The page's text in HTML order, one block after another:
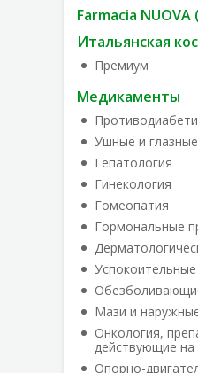
Farmacia
Итальянская
Премиум
Медикаменты
Ушные и
Гепатология
Гинекология
Гомеопатия
Гормональные
Успокоительные
Мази и
Онкология,
действующие на
Опорно-